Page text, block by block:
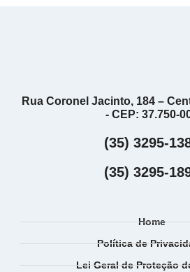
Rua Coronel Jacinto, 184 –
- CEP: 37.750-
(35) 3295-
(35) 3295-
Home
Política de
Lei Geral de Proteção